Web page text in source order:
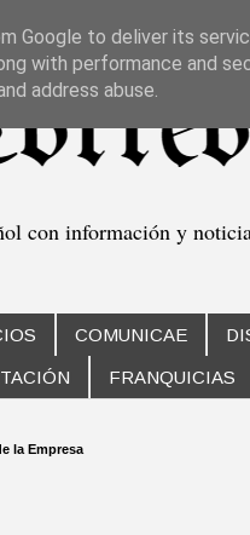
con información y
COMUNICAE
FRANQUICIAS
la Empresa
Google to deliver its
with performance and
address abuse.